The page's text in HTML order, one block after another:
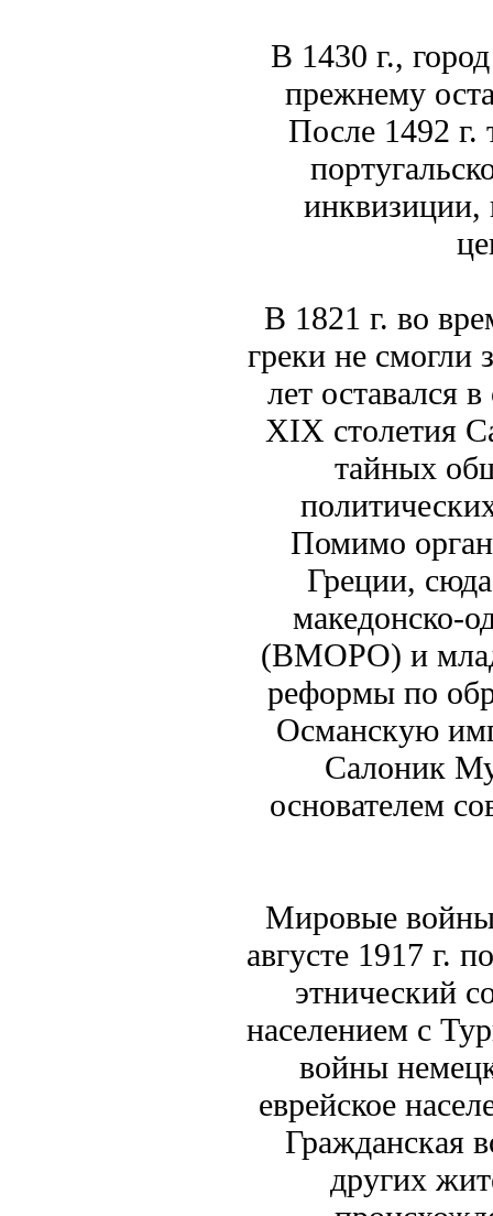
В 1430 г.,
прежнему
После 1492 г.
инквизиции,
В 1821 г. во
греки не смогли
лет оставался
XIX столетия
тайных
Помимо
Греции,
македонско-
(ВМОРО) и
реформы по
Османскую
Салоник
основателем
Мировые
августе 1917 г.
этнический
населением с
войны
еврейское
Гражданская
других